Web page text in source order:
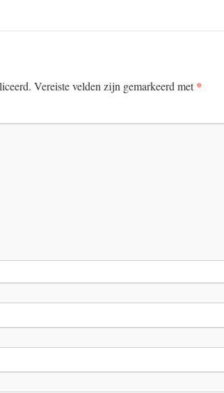
Vereiste velden zijn gemarkeerd met*